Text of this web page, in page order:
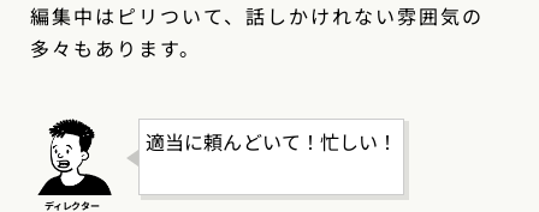
編集中はピリついて、話しかけれない雰囲気の
多々もあります。
適当に頼んどいて！忙しい！